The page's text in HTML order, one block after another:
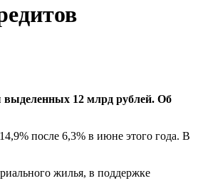
выделенных 12 млрд рублей. Об
после 6,3% в июне этого года. В
жилья, в поддержке